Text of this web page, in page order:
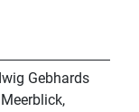
Gebhards